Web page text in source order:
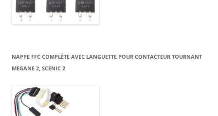
NAPPE FFC COMPLÈTE AVEC LANGUETTE POUR CONTACTEUR TOURNANT
MEGANE 2, SCENIC 2